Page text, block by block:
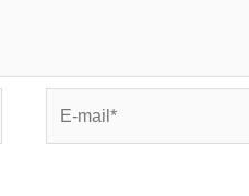
mail*